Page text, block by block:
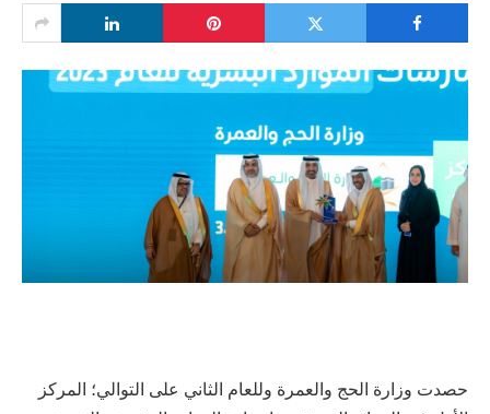
حصدت وزارة الحج والعمرة وللعام الثاني على التوالي؛ المركز